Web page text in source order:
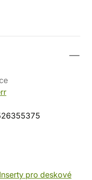
Inserty pro deskové